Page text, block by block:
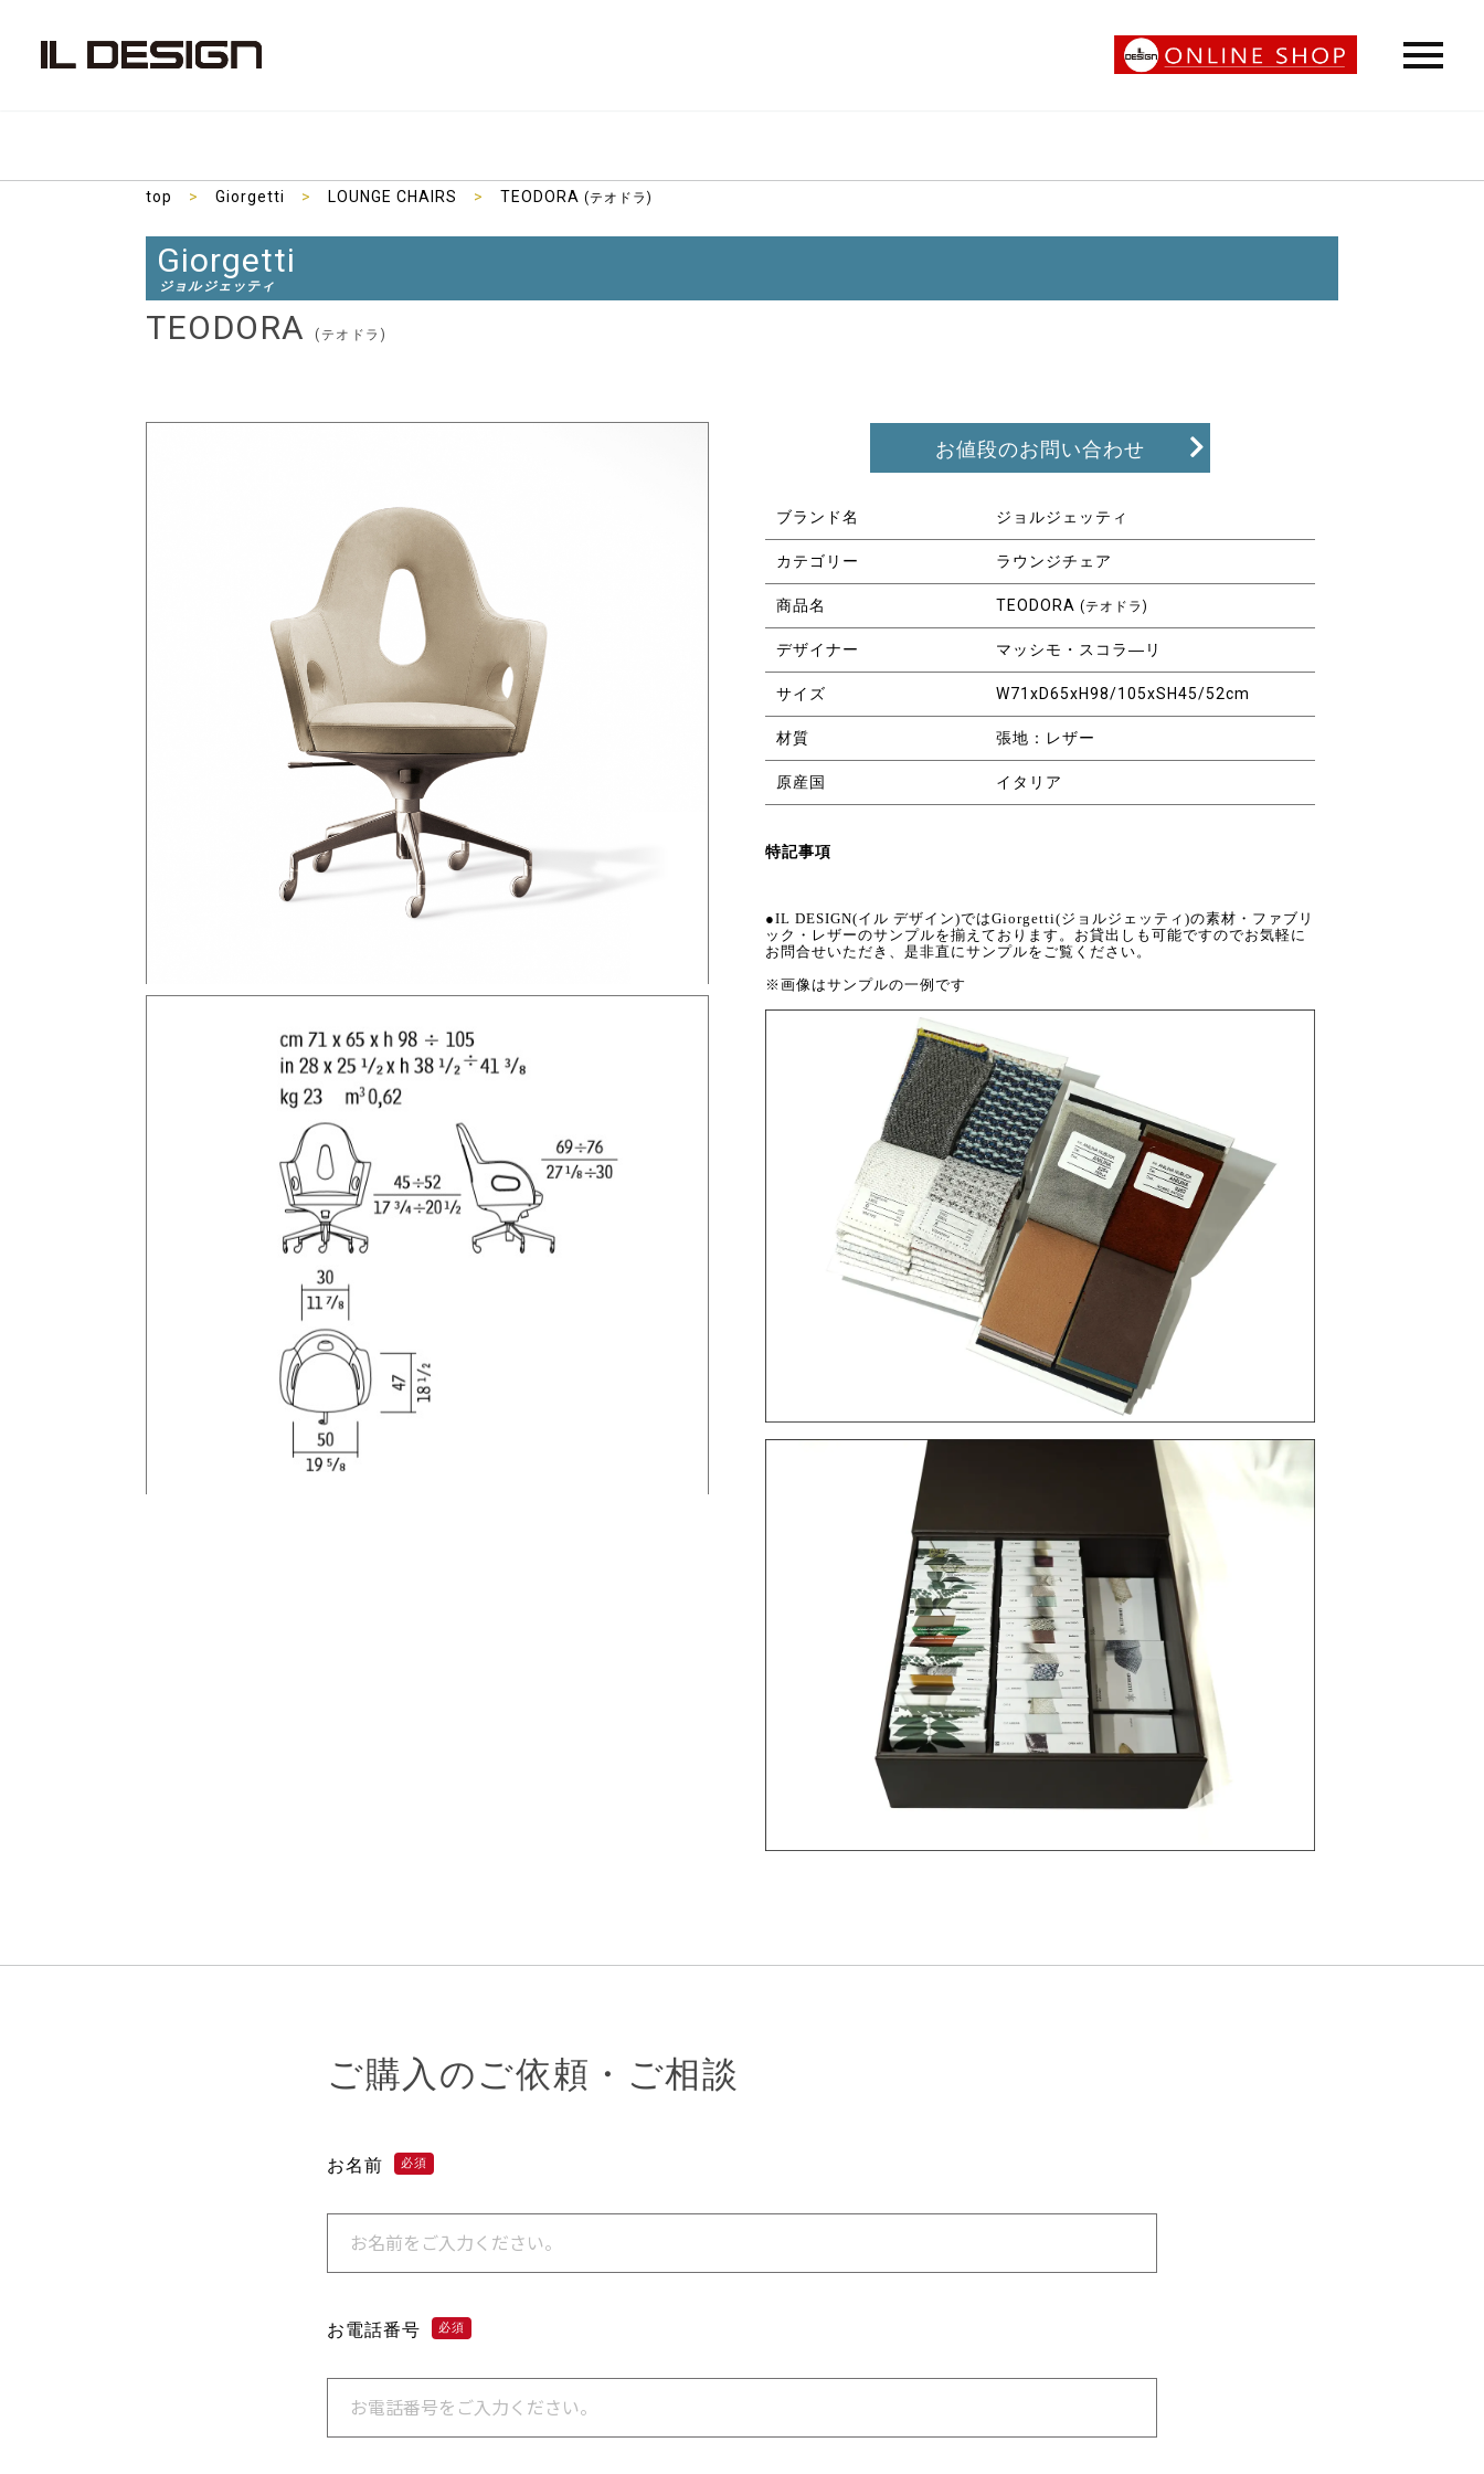
top > Giorgetti > LOUNGE CHAIRS > TEODORA (テオドラ)
Giorgetti
ジョルジェッティ
TEODORA (テオドラ)
お値段のお問い合わせ
ブランド名 ジョルジェッティ
カテゴリー ラウンジチェア
商品名 TEODORA (テオドラ)
デザイナー マッシモ・スコラ―リ
サイズ W71xD65xH98/105xSH45/52cm
材質 張地：レザー
原産国 イタリア
特記事項
●IL DESIGN(イル デザイン)ではGiorgetti(ジョルジェッティ)の素材・ファブリ
ック・レザーのサンプルを揃えております。お貸出しも可能ですのでお気軽に
お問合せいただき、是非直にサンプルをご覧ください。
※画像はサンプルの一例です
ご購入のご依頼・ご相談
お名前 必須
お電話番号 必須